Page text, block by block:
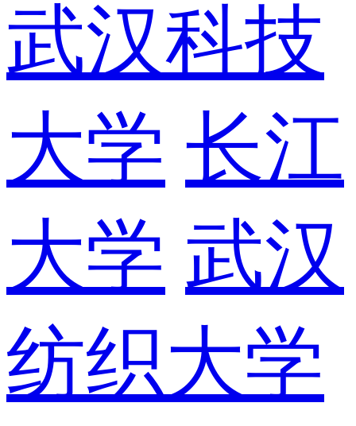
武汉科技
大学 长江
大学 武汉
纺织大学